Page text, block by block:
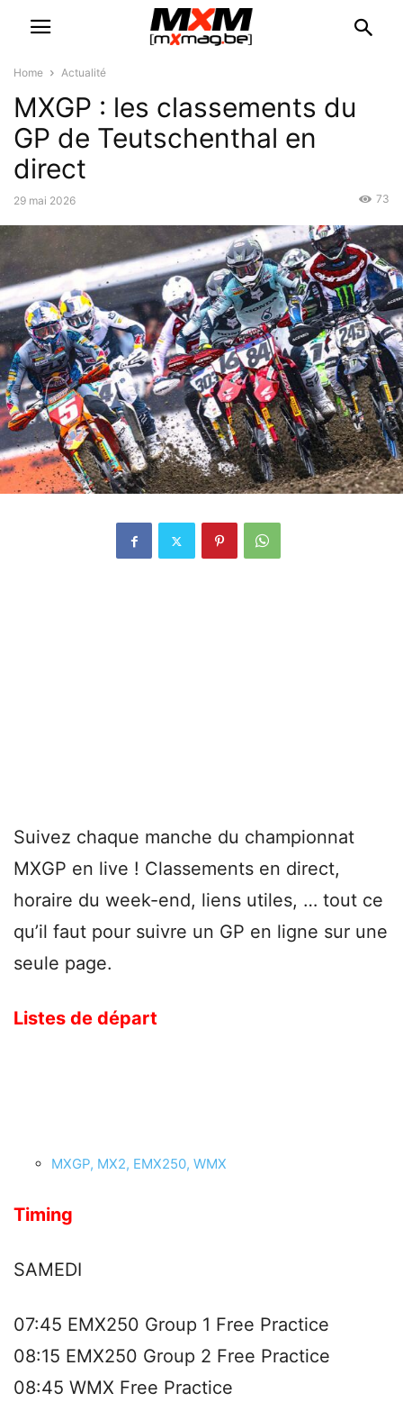
Home Actualité
MXGP : les classements du
GP de Teutschenthal en
direct
29 mai 2026 73
Suivez chaque manche du championnat
MXGP en live ! Classements en direct,
horaire du week-end, liens utiles, … tout ce
qu’il faut pour suivre un GP en ligne sur une
seule page.
Listes de départ
MXGP, MX2, EMX250, WMX
Timing
SAMEDI
07:45 EMX250 Group 1 Free Practice
08:15 EMX250 Group 2 Free Practice
08:45 WMX Free Practice